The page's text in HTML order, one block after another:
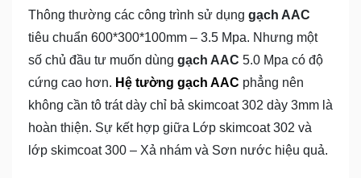
Thông thường các công trình sử dụng gạch AAC
tiêu chuẩn 600*300*100mm – 3.5 Mpa. Nhưng một
số chủ đầu tư muốn dùng gạch AAC 5.0 Mpa có độ
cứng cao hơn. Hệ tường gạch AAC phẳng nên
không cần tô trát dày chỉ bả skimcoat 302 dày 3mm là
hoàn thiện. Sự kết hợp giữa Lớp skimcoat 302 và
lớp skimcoat 300 – Xả nhám và Sơn nước hiệu quả.